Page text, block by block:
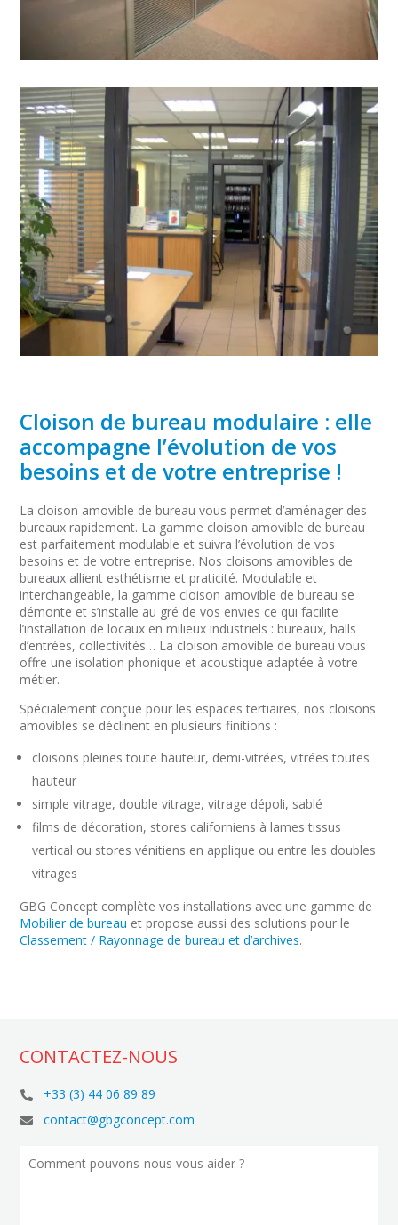
Cloison de bureau modulaire : elle
accompagne l’évolution de vos
besoins et de votre entreprise !
La cloison amovible de bureau vous permet d’aménager des
bureaux rapidement. La gamme cloison amovible de bureau
est parfaitement modulable et suivra l’évolution de vos
besoins et de votre entreprise. Nos cloisons amovibles de
bureaux allient esthétisme et praticité. Modulable et
interchangeable, la gamme cloison amovible de bureau se
démonte et s’installe au gré de vos envies ce qui facilite
l’installation de locaux en milieux industriels : bureaux, halls
d’entrées, collectivités… La cloison amovible de bureau vous
offre une isolation phonique et acoustique adaptée à votre
métier.
Spécialement conçue pour les espaces tertiaires, nos cloisons
amovibles se déclinent en plusieurs finitions :
cloisons pleines toute hauteur, demi-vitrées, vitrées toutes
hauteur
simple vitrage, double vitrage, vitrage dépoli, sablé
films de décoration, stores californiens à lames tissus
vertical ou stores vénitiens en applique ou entre les doubles
vitrages
GBG Concept complète vos installations avec une gamme de
Mobilier de bureau et propose aussi des solutions pour le
Classement / Rayonnage de bureau et d’archives.
CONTACTEZ-NOUS
 +33 (3) 44 06 89 89
 contact@gbgconcept.com